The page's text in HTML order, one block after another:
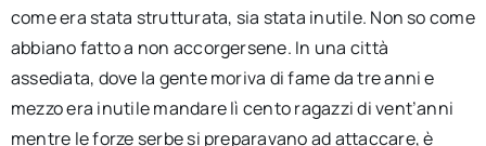
come era stata strutturata, sia stata inutile. Non so come
abbiano fatto a non accorgersene. In una città
assediata, dove la gente moriva di fame da tre anni e
mezzo era inutile mandare lì cento ragazzi di vent’anni
mentre le forze serbe si preparavano ad attaccare, è